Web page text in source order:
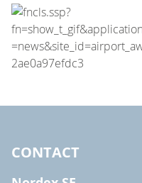
CONTACT